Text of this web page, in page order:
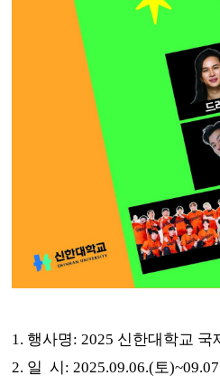
1. 행사명: 2025 신한대학교
2. 일 시: 2025.09.06.(토